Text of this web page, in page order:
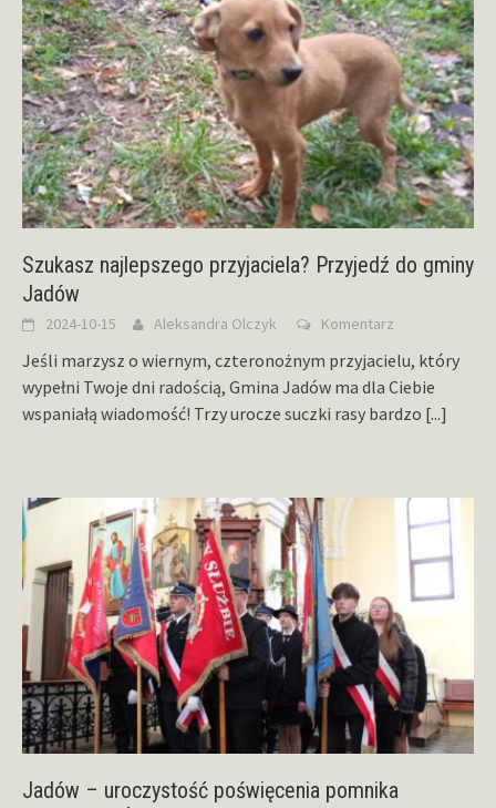
Szukasz najlepszego przyjaciela? Przyjedź do gminy
Jadów
2024-10-15 Aleksandra Olczyk Komentarz
Jeśli marzysz o wiernym, czteronożnym przyjacielu, który
wypełni Twoje dni radością, Gmina Jadów ma dla Ciebie
wspaniałą wiadomość! Trzy urocze suczki rasy bardzo [...]
Jadów – uroczystość poświęcenia pomnika